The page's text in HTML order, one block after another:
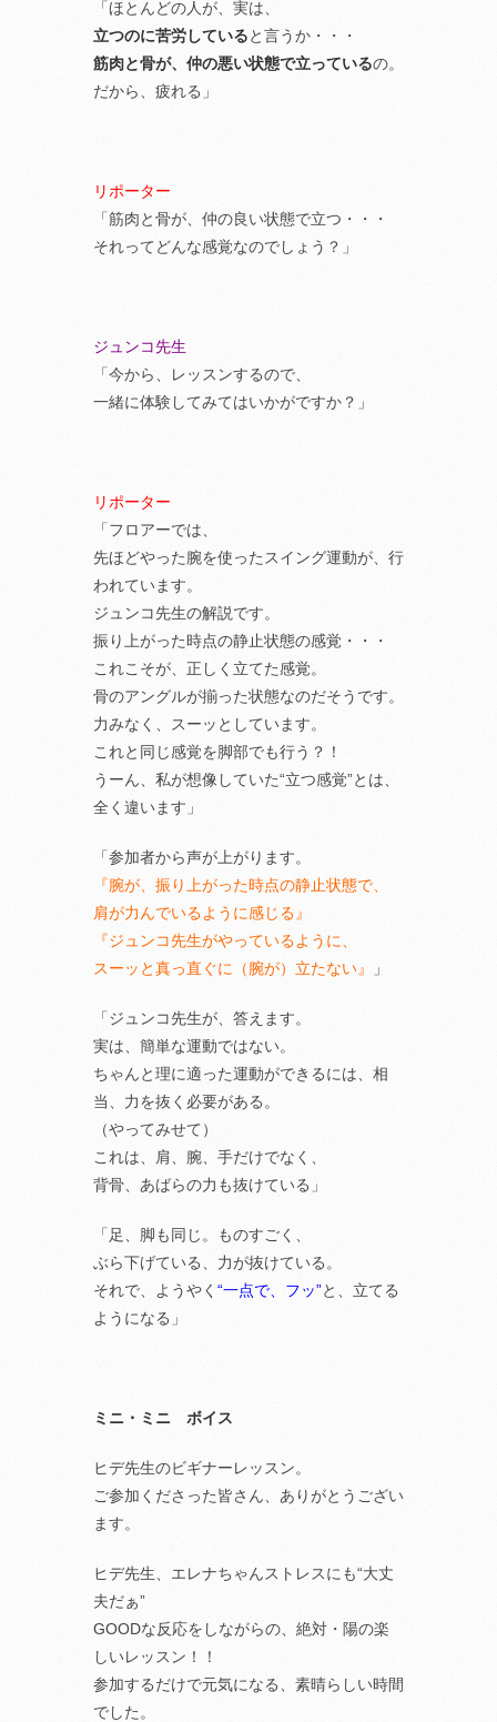
「ほとんどの人が、実は、
立つのに苦労していると言うか・・・
筋肉と骨が、仲の悪い状態で立っているの。
だから、疲れる」
リポーター
「筋肉と骨が、仲の良い状態で立つ・・・
それってどんな感覚なのでしょう？」
ジュンコ先生
「今から、レッスンするので、
一緒に体験してみてはいかがですか？」
リポーター
「フロアーでは、
先ほどやった腕を使ったスイング運動が、行
われています。
ジュンコ先生の解説です。
振り上がった時点の静止状態の感覚・・・
これこそが、正しく立てた感覚。
骨のアングルが揃った状態なのだそうです。
力みなく、スーッとしています。
これと同じ感覚を脚部でも行う？！
うーん、私が想像していた“立つ感覚”とは、
全く違います」
「参加者から声が上がります。
『腕が、振り上がった時点の静止状態で、
肩が力んでいるように感じる』
『ジュンコ先生がやっているように、
スーッと真っ直ぐに（腕が）立たない』
」
「ジュンコ先生が、答えます。
実は、簡単な運動ではない。
ちゃんと理に適った運動ができるには、相
当、力を抜く必要がある。
（やってみせて）
これは、肩、腕、手だけでなく、
背骨、あばらの力も抜けている」
「足、脚も同じ。ものすごく、
ぶら下げている、力が抜けている。
それで、ようやく “一点で、フッ”と、立てる
ようになる」
ミニ・ミニ ボイス
ヒデ先生のビギナーレッスン。
ご参加くださった皆さん、ありがとうござい
ます。
ヒデ先生、エレナちゃんストレスにも“大丈
夫だぁ”
GOODな反応をしながらの、絶対・陽の楽
しいレッスン！！
参加するだけで元気になる、素晴らしい時間
でした。